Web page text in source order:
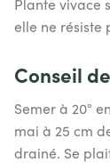
Plante vivace
elle ne résiste
Conseil
Semer à 20°
mai à 25 cm
drainé. Se